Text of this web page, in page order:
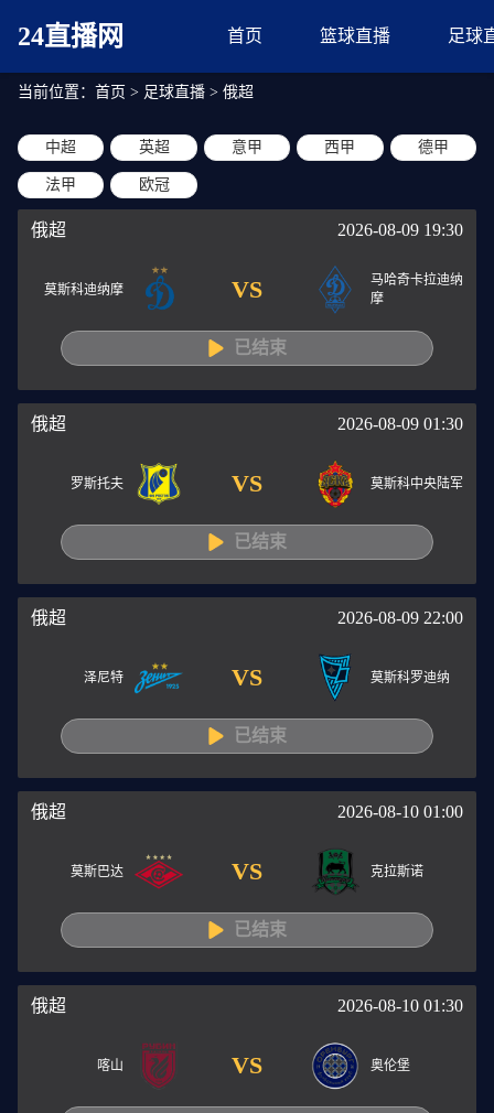
24直播网 首页 篮球直播 足球
当前位置： 首页 > 足球直播 > 俄超
中超 英超 意甲 西甲 德甲
法甲 欧冠
俄超 2026-08-09 19:30
莫斯科迪纳摩 VS
马哈奇卡拉迪纳
摩
已结束
俄超 2026-08-09 01:30
罗斯托夫 VS 莫斯科中央陆军
已结束
俄超 2026-08-09 22:00
泽尼特 VS 莫斯科罗迪纳
已结束
俄超 2026-08-10 01:00
莫斯巴达 VS 克拉斯诺
已结束
俄超 2026-08-10 01:30
喀山 VS 奥伦堡